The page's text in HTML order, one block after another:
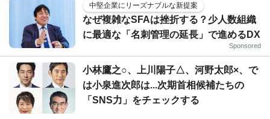
中堅企業にリーズナブルな新提案
なぜ複雑なSFAは挫折する？少人数組織
に最適な「名刺管理の延長」で進めるDX
Sponsored
小林鷹之○、上川陽子△、河野太郎×、で
は小泉進次郎は...次期首相候補たちの
「SNS力」をチェックする